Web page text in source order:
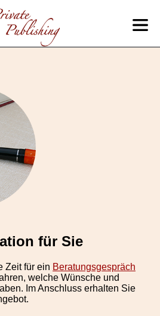
für Sie
Zeit für ein Beratungsgespräch
welche Wünsche und
Im Anschluss erhalten Sie